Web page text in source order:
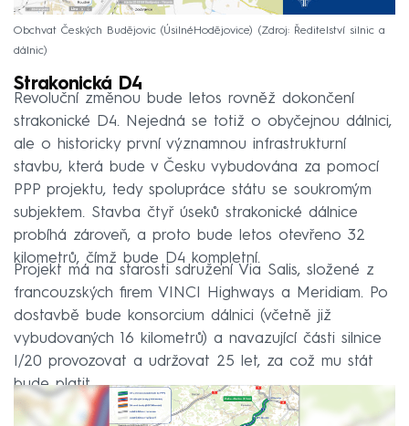
Obchvat Českých Budějovic (ÚsilnéHodějovice)
Zdroj: Ředitelství silnic a
dálnic
Strakonická D4
Revoluční změnou bude letos rovněž dokončení
strakonické D4. Nejedná se totiž o obyčejnou dálnici,
ale o historicky první významnou infrastrukturní
stavbu, která bude v Česku vybudována za pomocí
PPP projektu, tedy spolupráce státu se soukromým
subjektem. Stavba čtyř úseků strakonické dálnice
probíhá zároveň, a proto bude letos otevřeno 32
kilometrů, čímž bude D4 kompletní.
Projekt má na starosti sdružení Via Salis, složené z
francouzských firem VINCI Highways a Meridiam. Po
dostavbě bude konsorcium dálnici (včetně již
vybudovaných 16 kilometrů) a navazující části silnice
I/20 provozovat a udržovat 25 let, za což mu stát
bude platit.